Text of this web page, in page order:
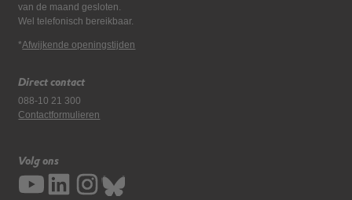
van de maand gesloten.
Wel telefonisch bereikbaar.
*Afwijkende openingstijden
Direct contact
088-10 21 300
Contactformulieren
Volg ons